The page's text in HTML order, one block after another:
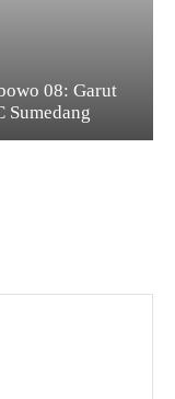
08: Garut
Sumedang